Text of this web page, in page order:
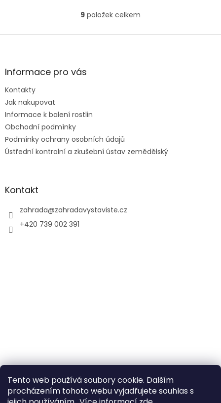
Tento web používá soubory cookie. Dalším
procházením tohoto webu vyjadřujete souhlas s
O
l
v
ý
9 položek celkem
Z
aInformace pro vás
Kontakty
Jak nakupovat
Informace k balení rostlin
Obchodní podmínky
Podmínky ochrany osobních údajů
Ústřední kontrolní a zkušební ústav zemědělský
Kontakt
zahrada@zahradavystaviste.cz
+420 739 002 391